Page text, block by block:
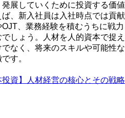
展していくために投資する価値
、新入社員は入社時点では貢献
、業務経験を積むうちに戦力
しょう。人材を人的資本で捉え
なく、将来のスキルや可能性な
す。
投資】人材経営の核心とその戦略